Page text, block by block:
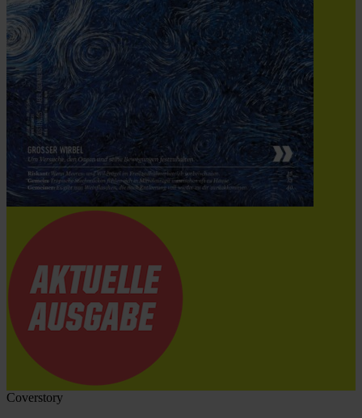
Coverstory